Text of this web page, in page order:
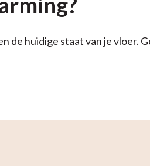
de huidige staat van je vloer.